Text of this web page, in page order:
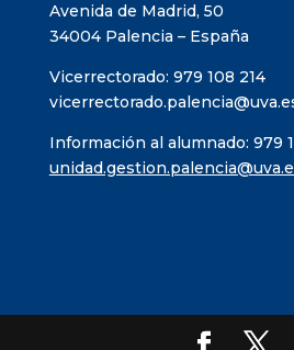
Avenida de Madrid, 50
34004 Palencia – España
Vicerrectorado: 979 108 214
Información al alumnado: 979